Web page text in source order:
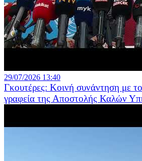
29/07/2026 13:40
Γκουτέρες: Κοινή συνάντηση με
γραφεία της Αποστολής Καλών